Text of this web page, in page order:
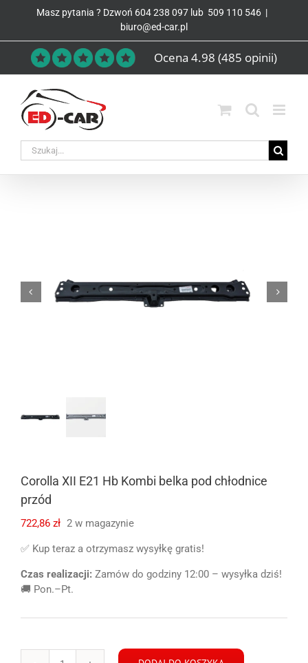
Masz pytania ? Dzwoń 604 238 097 lub 509 110 546 |
biuro@ed-car.pl
Ocena 4.98 (485 opinii)
Corolla XII E21 Hb Kombi belka pod chłodnice
przód
722,86 zł 2 w magazynie
✅ Kup teraz a otrzymasz wysyłkę gratis!
Czas realizacji: Zamów do godziny 12:00 – wysyłka dziś!
🚚 Pon.–Pt.